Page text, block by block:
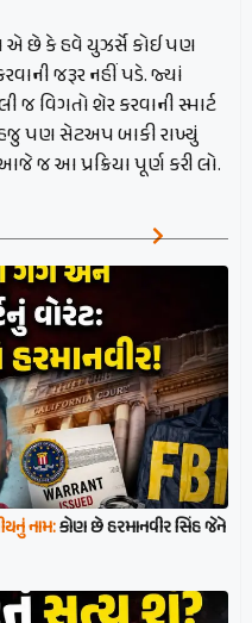
એ છે કે હવે યુઝર્સે કોઈ પણ
જરૂર નહીં પડે. જ્યાં
જ વિગતો શેર કરવાની સ્માર્ટ
પણ સેટઅપ બાકી રાખ્યું
જ આ પ્રક્રિયા પૂર્ણ કરી લો.
નામ:કોણ છે હરમાનવીર સિંહ જેને